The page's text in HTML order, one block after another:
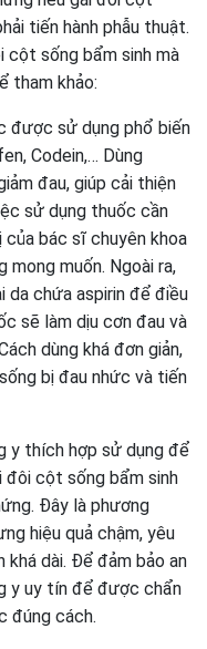
tiến hành phẫu thuật.
cột sống bẩm sinh mà
tham khảo:
được sử dụng phổ biến
Codein,… Dùng
đau, giúp cải thiện
sử dụng thuốc cần
bác sĩ chuyên khoa
mong muốn. Ngoài ra,
da chứa aspirin để điều
sẽ làm dịu cơn đau và
dùng khá đơn giản,
bị đau nhức và tiến
y thích hợp sử dụng để
đôi cột sống bẩm sinh
Đây là phương
hiệu quả chậm, yêu
khá dài. Để đảm bảo an
y uy tín để được chẩn
đúng cách.